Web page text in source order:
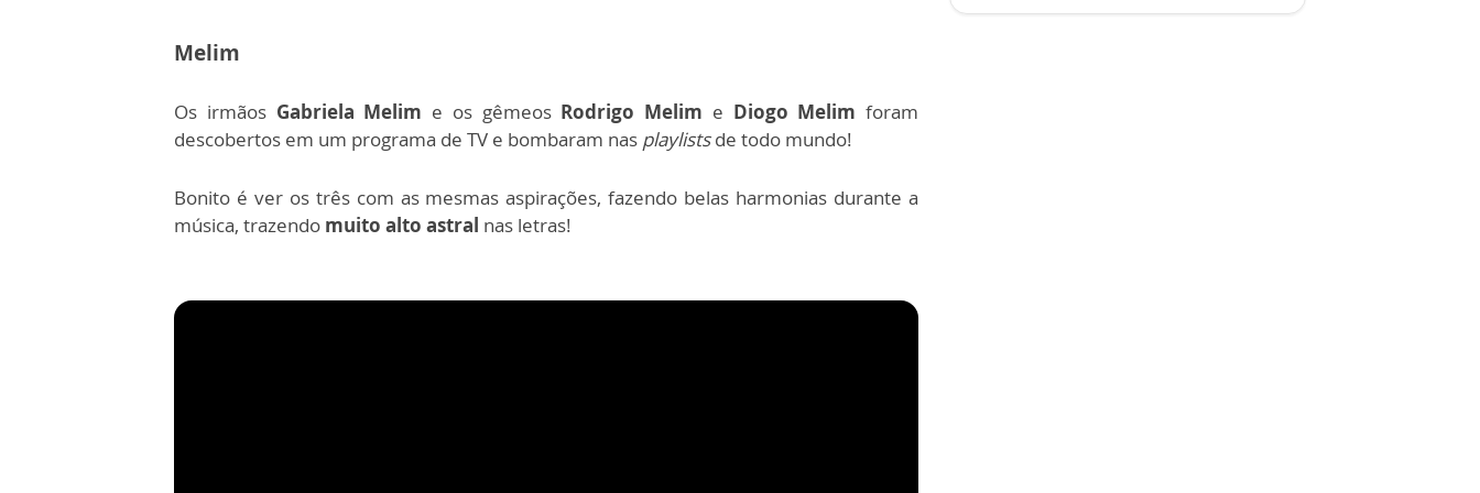
Melim
Os irmãos Gabriela Melim e os gêmeos Rodrigo Melim e Diogo Melim foram
descobertos em um programa de TV e bombaram nas playlistsde todo mundo!
Bonito é ver os três com as mesmas aspirações, fazendo belas harmonias durante a
música, trazendo muito alto astral nas letras!